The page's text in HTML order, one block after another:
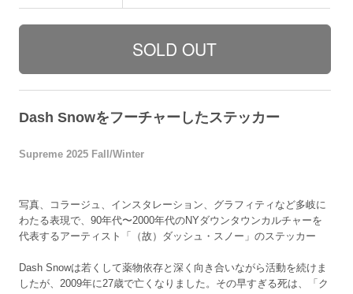
Dash Snowをフーチャーしたステッカー
Supreme 2025 Fall/Winter
写真、コラージュ、インスタレーション、グラフィティなど多岐に
わたる表現で、90年代〜2000年代のNYダウンタウンカルチャーを
代表するアーティスト「（故）ダッシュ・スノー」のステッカー
Dash Snowは若くして薬物依存と深く向き合いながら活動を続けま
したが、2009年に27歳で亡くなりました。その早すぎる死は、「ク